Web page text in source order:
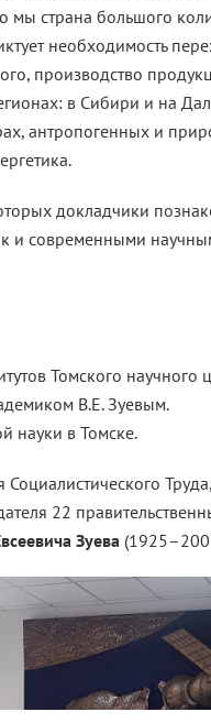
мы страна большого
необходимость
производство
в Сибири и на
антропогенных и
докладчики
и современными
Томского научного
В.Е. Зуевым.
науки в Томске.
22
Зуева